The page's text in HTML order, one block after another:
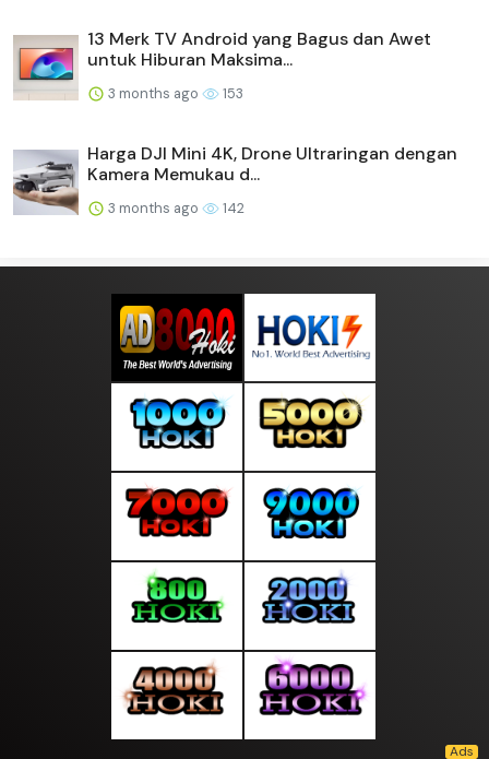
13 Merk TV Android yang Bagus dan Awet
untuk Hiburan Maksima...
3 months ago 153
Harga DJI Mini 4K, Drone Ultraringan dengan
Kamera Memukau d...
3 months ago 142